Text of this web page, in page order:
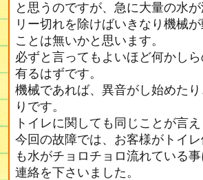
と思うのですが、急に大量の水
リー切れを除けばいきなり機械
ことは無いかと思います。
必ずと言ってもよいほど何かし
有るはずです。
機械であれば、異音がし始めた
りです。
トイレに関しても同じことが言え
今回の故障では、お客様がトイ
も水がチョロチョロ流れている
連絡を下さいました。